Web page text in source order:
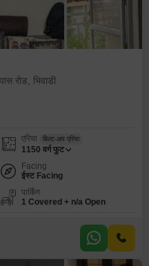
रोड, भिवाडी
एरिया बिल्ट-अप एरिया
1150 वर्ग फुट
Facing
ईस्ट Facing
पार्किंग
1 Covered + n/a Open